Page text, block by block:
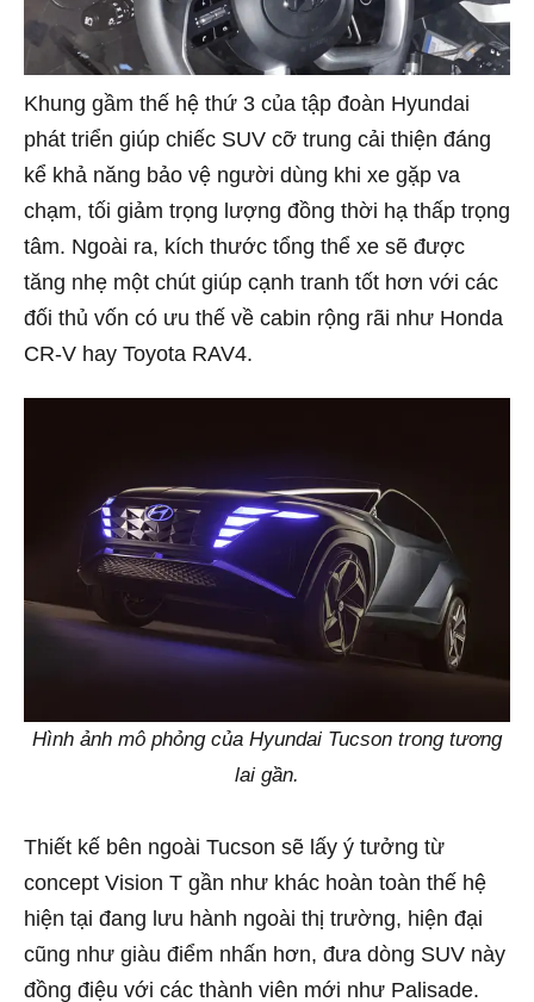
Khung gầm thế hệ thứ 3 của tập đoàn Hyundai
phát triển giúp chiếc SUV cỡ trung cải thiện đáng
kể khả năng bảo vệ người dùng khi xe gặp va
chạm, tối giảm trọng lượng đồng thời hạ thấp trọng
tâm. Ngoài ra, kích thước tổng thể xe sẽ được
tăng nhẹ một chút giúp cạnh tranh tốt hơn với các
đối thủ vốn có ưu thế về cabin rộng rãi như Honda
CR-V hay Toyota RAV4.
Hình ảnh mô phỏng của Hyundai Tucson trong tương
lai gần.
Thiết kế bên ngoài Tucson sẽ lấy ý tưởng từ
concept Vision T gần như khác hoàn toàn thế hệ
hiện tại đang lưu hành ngoài thị trường, hiện đại
cũng như giàu điểm nhấn hơn, đưa dòng SUV này
đồng điệu với các thành viên mới như Palisade.